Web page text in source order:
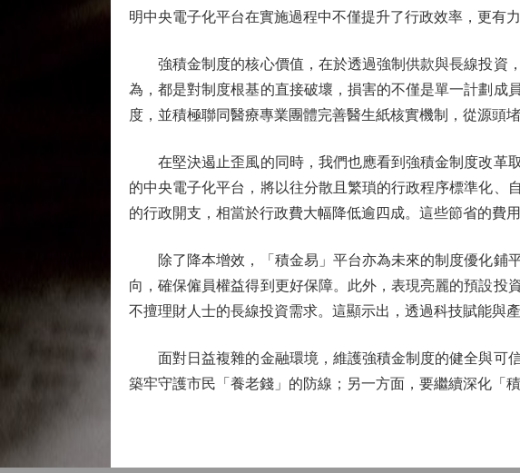
明中央電子化平台在實施過程中不僅提升了行政效率，更有
強積金制度的核心價值，在於透過強制供款與長線投資
為，都是對制度根基的直接破壞，損害的不僅是單一計劃成
度，並積極聯同醫療專業團體完善醫生紙核實機制，從源頭
在堅決遏止歪風的同時，我們也應看到強積金制度改革取
的中央電子化平台，將以往分散且繁瑣的行政程序標準化、
的行政開支，相當於行政費大幅降低逾四成。這些節省的費
除了降本增效，「積金易」平台亦為未來的制度優化鋪
向，確保僱員權益得到更好保障。此外，表現亮麗的預設投
不擅理財人士的長線投資需求。這顯示出，透過科技賦能與
面對日益複雜的金融環境，維護強積金制度的健全與可信
築牢守護市民「養老錢」的防線；另一方面，要繼續深化「